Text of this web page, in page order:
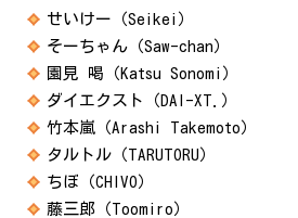
せいけー（Seikei）
そーちゃん（Saw-chan）
園見 喝（Katsu Sonomi）
ダイエクスト（DAI-XT.）
竹本嵐（Arashi Takemoto）
タルトル（TARUTORU）
ちぼ（CHIVO）
藤三郎（Toomiro）